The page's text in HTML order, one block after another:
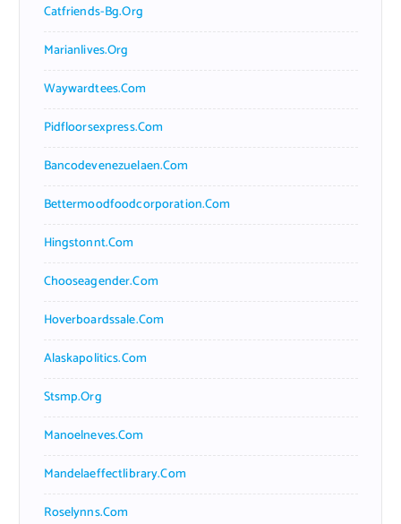
Catfriends-Bg.org
Marianlives.org
Waywardtees.com
Pidfloorsexpress.com
Bancodevenezuelaen.com
Bettermoodfoodcorporation.com
Hingstonnt.com
Chooseagender.com
Hoverboardssale.com
Alaskapolitics.com
Stsmp.org
Manoelneves.com
Mandelaeffectlibrary.com
Roselynns.com